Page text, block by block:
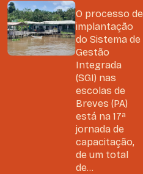
O processo de
implantação
do Sistema de
Gestão
Integrada
(SGI) nas
escolas de
Breves (PA)
está na 17ª
jornada de
capacitação,
de um total
de...